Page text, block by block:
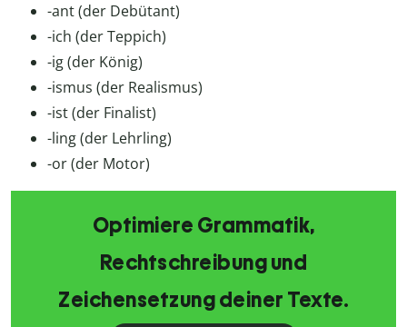
-ant (der Debütant)
-ich (der Teppich)
-ig (der König)
-ismus (der Realismus)
-ist (der Finalist)
-ling (der Lehrling)
-or (der Motor)
Optimiere Grammatik,
Rechtschreibung und
Zeichensetzung deiner Texte.